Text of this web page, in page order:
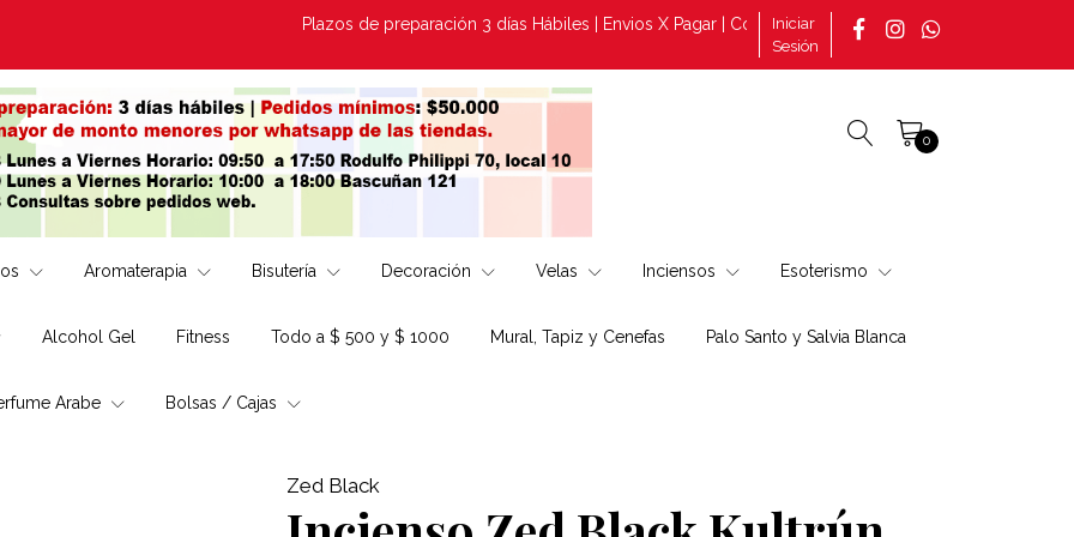
Plazos de preparación 3 días Hábiles | Envios X Pagar | Consultas por pedidos tomado en la página
Iniciar
Sesión
0
Aromaterapia Bisutería Decoración Velas Inciensos Esoterismo
Alcohol Gel Fitness Todo a $ 500 y $ 1000 Mural, Tapiz y Cenefas Palo Santo y Salvia Blanca
Arabe Bolsas / Cajas
Zed Black